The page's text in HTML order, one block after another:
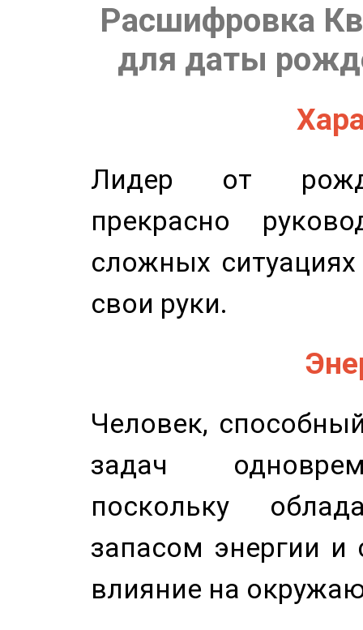
Расшифровка
для даты
Лидер от
прекрасно
сложных
свои руки.
Человек,
задач
поскольку
запасом энергии и
влияние на